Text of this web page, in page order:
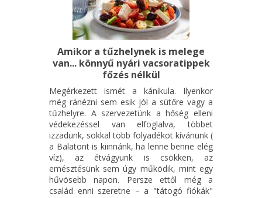
Amikor a tűzhelynek is melege
van... könnyű nyári vacsoratippek
főzés nélkül
Megérkezett ismét a kánikula. Ilyenkor
még ránézni sem esik jól a sütőre vagy a
tűzhelyre. A szervezetünk a hőség elleni
védekezéssel van elfoglalva, többet
izzadunk, sokkal több folyadékot kívánunk (
a Balatont is kiinnánk, ha lenne benne elég
víz), az étvágyunk is csökken, az
emésztésünk sem úgy működik, mint egy
hűvösebb napon. Persze ettől még a
család enni szeretne – a "tátogó fiókák"